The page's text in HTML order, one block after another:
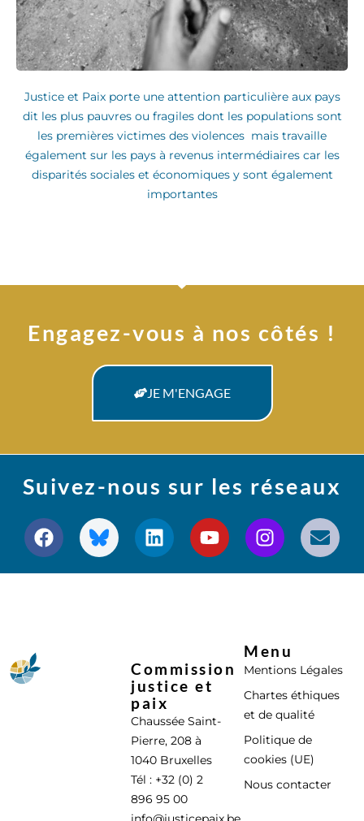
Justice et Paix porte une attention particulière aux pays
dit les plus pauvres ou fragiles dont les populations sont
les premières victimes des violences mais travaille
également sur les pays à revenus intermédiaires car les
disparités sociales et économiques y sont également
importantes
Engagez-vous à nos côtés !
JE M'ENGAGE
Suivez-nous sur les réseaux
Commission
justice et
paix
Chaussée Saint-
Pierre, 208 à
1040 Bruxelles
Tél : +32 (0) 2
896 95 00
Menu
Mentions Légales
Chartes éthiques
et de qualité
Politique de
cookies (UE)
Nous contacter